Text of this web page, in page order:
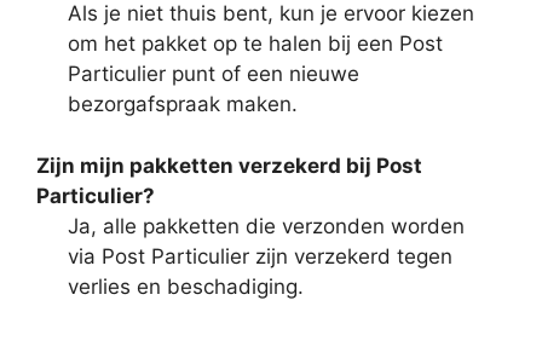
Als je niet thuis bent, kun je ervoor kiezen
om het pakket op te halen bij een Post
Particulier punt of een nieuwe
bezorgafspraak maken.
Zijn mijn pakketten verzekerd bij Post
Particulier?
Ja, alle pakketten die verzonden worden
via Post Particulier zijn verzekerd tegen
verlies en beschadiging.